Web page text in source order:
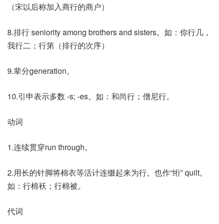
（宋以后称加入商行的商户）
8.排行 seniority among brothers and sisters。如：你行几，
我行二；行第（排行的次序）
9.辈分generation。
10.引申表示多数 -s; -es。如：和尚行；僧尼行。
动词
1.连续贯穿run through。
2.用长的针脚将棉衣等活计连缀起来为行。也作“绗” quilt。
如：行棉袄；行棉被。
代词